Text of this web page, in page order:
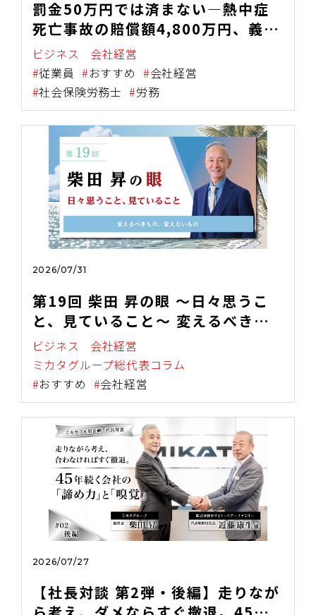
罰金50万円では済まない―熱中症
死亡事故の賠償額4,800万円、義務
化2年目の夏に経営者が確認すべき
こと～2025年6月施行・職場の熱中
症対策義務化を中小企業向けに解説
～
ビジネス
会社経営
従業員
おすすめ
会社経営
社会保険労務士
労務
2026/07/31
第19回 柴田 昇の眼 ～日々思うこ
と、見ていること～ 変えるべきも
の、変えないもの
ビジネス
会社経営
ミカタグループ総代表コラム
おすすめ
会社経営
2026/07/27
【社長対談 第2弾・後編】走りなが